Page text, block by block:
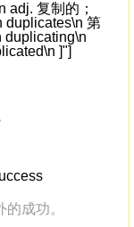
adj. 复制的；
duplicates\n 第
duplicating\n
]"]
成功。